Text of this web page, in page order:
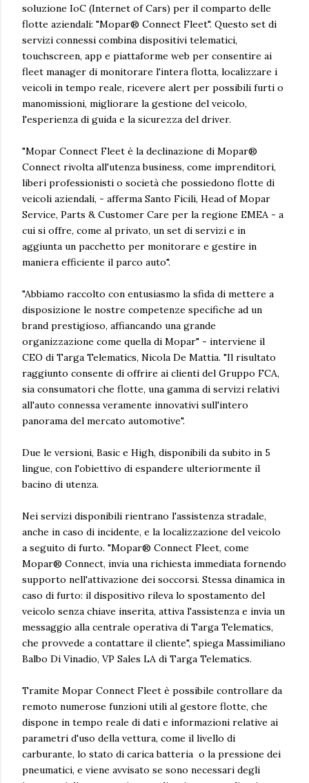
soluzione IoC (Internet of Cars) per il comparto delle
flotte aziendali: "Mopar® Connect Fleet". Questo set di
servizi connessi combina dispositivi telematici,
touchscreen, app e piattaforme web per consentire ai
fleet manager di monitorare l'intera flotta, localizzare i
veicoli in tempo reale, ricevere alert per possibili furti o
manomissioni, migliorare la gestione del veicolo,
l'esperienza di guida e la sicurezza del driver.
"Mopar Connect Fleet è la declinazione di Mopar®
Connect rivolta all'utenza business, come imprenditori,
liberi professionisti o società che possiedono flotte di
veicoli aziendali, - afferma Santo Ficili, Head of Mopar
Service, Parts & Customer Care per la regione EMEA - a
cui si offre, come al privato, un set di servizi e in
aggiunta un pacchetto per monitorare e gestire in
maniera efficiente il parco auto".
"Abbiamo raccolto con entusiasmo la sfida di mettere a
disposizione le nostre competenze specifiche ad un
brand prestigioso, affiancando una grande
organizzazione come quella di Mopar" - interviene il
CEO di Targa Telematics, Nicola De Mattia. "Il risultato
raggiunto consente di offrire ai clienti del Gruppo FCA,
sia consumatori che flotte, una gamma di servizi relativi
all'auto connessa veramente innovativi sull'intero
panorama del mercato automotive".
Due le versioni, Basic e High, disponibili da subito in 5
lingue, con l'obiettivo di espandere ulteriormente il
bacino di utenza.
Nei servizi disponibili rientrano l'assistenza stradale,
anche in caso di incidente, e la localizzazione del veicolo
a seguito di furto. "Mopar® Connect Fleet, come
Mopar® Connect, invia una richiesta immediata fornendo
supporto nell'attivazione dei soccorsi. Stessa dinamica in
caso di furto: il dispositivo rileva lo spostamento del
veicolo senza chiave inserita, attiva l'assistenza e invia un
messaggio alla centrale operativa di Targa Telematics,
che provvede a contattare il cliente", spiega Massimiliano
Balbo Di Vinadio, VP Sales LA di Targa Telematics.
Tramite Mopar Connect Fleet è possibile controllare da
remoto numerose funzioni utili al gestore flotte, che
dispone in tempo reale di dati e informazioni relative ai
parametri d'uso della vettura, come il livello di
carburante, lo stato di carica batteria o la pressione dei
pneumatici, e viene avvisato se sono necessari degli